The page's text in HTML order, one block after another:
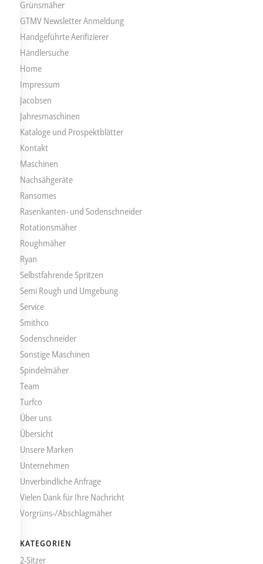
Grünsmäher
GTMV Newsletter Anmeldung
Handgeführte Aerifizierer
Händlersuche
Home
Impressum
Jacobsen
Jahresmaschinen
Kataloge und Prospektblätter
Kontakt
Maschinen
Nachsähgeräte
Ransomes
Rasenkanten- und Sodenschneider
Rotationsmäher
Roughmäher
Ryan
Selbstfahrende Spritzen
Semi Rough und Umgebung
Service
Smithco
Sodenschneider
Sonstige Maschinen
Spindelmäher
Team
Turfco
Über uns
Übersicht
Unsere Marken
Unternehmen
Unverbindliche Anfrage
Vielen Dank für Ihre Nachricht
Vorgrüns-/Abschlagmäher
KATEGORIEN
2-Sitzer